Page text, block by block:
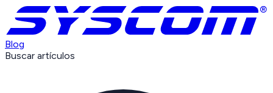
Blog
Buscar artículos